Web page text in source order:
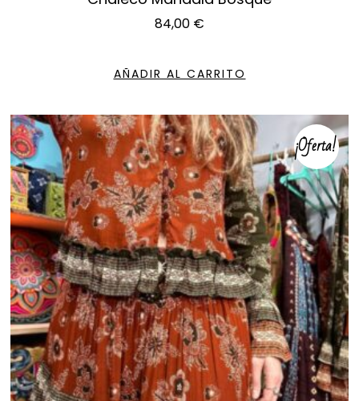
84,00 €
AÑADIR AL CARRITO
¡Oferta!